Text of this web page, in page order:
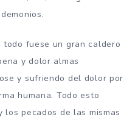
todo fuese un gran caldero
y dolor almas
y sufriendo del dolor por
humana. Todo esto
los pecados de las mismas